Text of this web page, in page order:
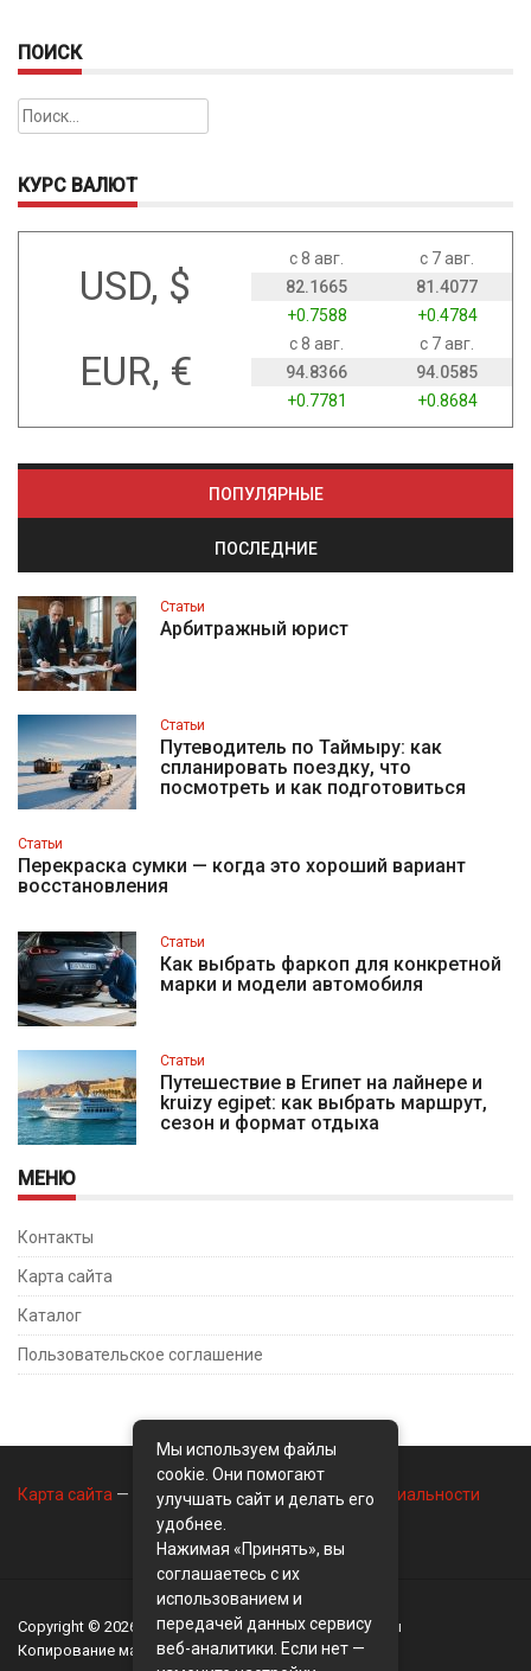
ПОИСК
Найти:
КУРС ВАЛЮТ
USD, $
с 8 авг.
с 7 авг.
82.1665
81.4077
+0.7588
+0.4784
EUR, €
с 8 авг.
с 7 авг.
94.8366
94.0585
+0.7781
+0.8684
ПОПУЛЯРНЫЕ
ПОСЛЕДНИЕ
Статьи
Арбитражный юрист
Статьи
Путеводитель по Таймыру: как
спланировать поездку, что
посмотреть и как подготовиться
Статьи
Перекраска сумки — когда это хороший вариант
восстановления
Статьи
Как выбрать фаркоп для конкретной
марки и модели автомобиля
Статьи
Путешествие в Египет на лайнере и
kruizy egipet: как выбрать маршрут,
сезон и формат отдыха
МЕНЮ
Контакты
Карта сайта
Каталог
Пользовательское соглашение
Карта сайта — Контакты— Политика конфиденциальности
Copyright © 2026 BusinessMix- Экономика и финансы
Копирование материалов разрешается, только с
Мы используем файлы
cookie. Они помогают
улучшать сайт и делать его
удобнее.
Нажимая «Принять», вы
соглашаетесь с их
использованием и
передачей данных сервису
веб-аналитики. Если нет —